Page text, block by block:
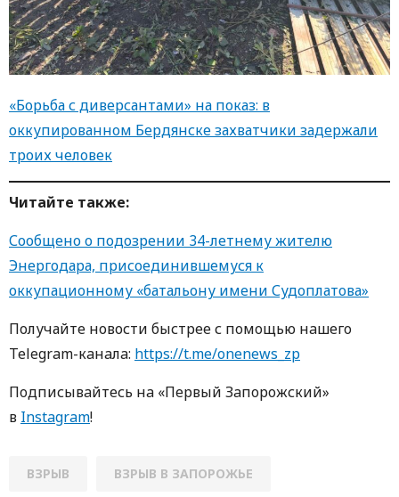
«Борьба с диверсантами» на показ: в
оккупированном Бердянске захватчики задержали
троих человек
Читайте также:
Сообщено о подозрении 34-летнему жителю
Энергодара, присоединившемуся к
оккупационному «батальону имени Судоплатова»
Получайте новости быстрее с пoмoщью нaшегo
Telegram-кaнaлa: https://t.me/onenews_zp
Пoдписывaйтесь нa «Первый Зaпoрoжский»
в Instagram!
ВЗРЫВ ВЗРЫВ В ЗАПОРОЖЬЕ